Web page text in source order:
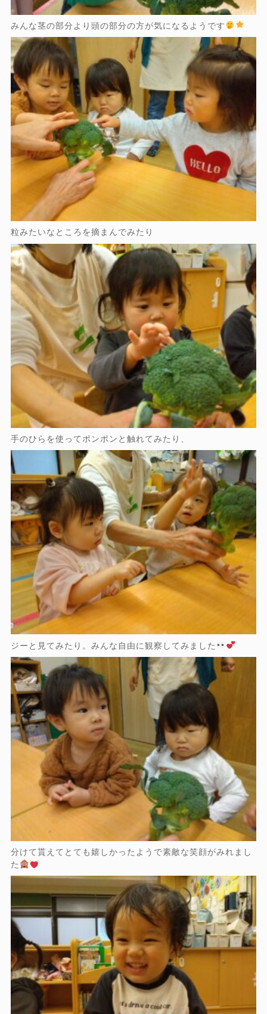
みんな茎の部分より頭の部分の方が気になるようです
粒みたいなところを摘まんでみたり
手のひらを使ってポンポンと触れてみたり、
ジーと見てみたり。みんな自由に観察してみました
分けて貰えてとても嬉しかったようで素敵な笑顔がみれまし
た